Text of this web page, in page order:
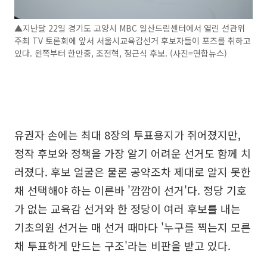
▲지난달 22일 경기도 고양시 MBC 일산드림센터에서 열린 선관위
주최 TV 토론회에 앞서 서울시교육감선거 후보자들이 포즈를 취하고
있다. 왼쪽부터 한만중, 조전혁, 정근식 후보. (사진=연합뉴스)
유권자 손에는 최대 8장의 투표용지가 쥐어졌지만,
정작 후보와 정책을 가장 알기 어려운 선거도 함께 치
러졌다. 후보 얼굴은 물론 공약조차 제대로 알지 못한
채 선택해야 하는 이른바 '깜깜이 선거'다. 정당 기호
가 없는 교육감 선거와 한 정당이 여러 후보를 내는
기초의원 선거는 매 선거 때마다 '누구를 찍는지 모른
채 투표하게 만드는 구조'라는 비판을 받고 있다.